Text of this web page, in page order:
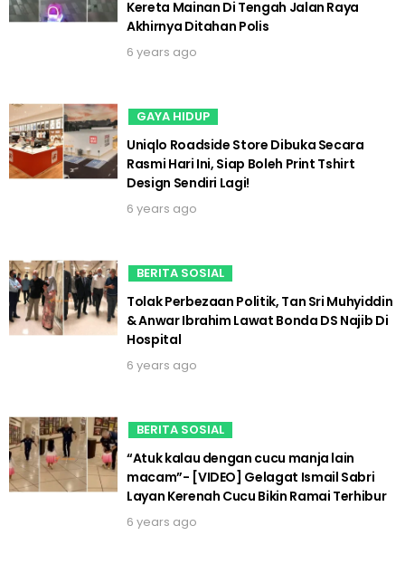
Kereta Mainan Di Tengah Jalan Raya
Akhirnya Ditahan Polis
6 years ago
GAYA HIDUP
Uniqlo Roadside Store Dibuka Secara
Rasmi Hari Ini, Siap Boleh Print Tshirt
Design Sendiri Lagi!
6 years ago
BERITA SOSIAL
Tolak Perbezaan Politik, Tan Sri Muhyiddin
& Anwar Ibrahim Lawat Bonda DS Najib Di
Hospital
6 years ago
BERITA SOSIAL
“Atuk kalau dengan cucu manja lain
macam”- [VIDEO] Gelagat Ismail Sabri
Layan Kerenah Cucu Bikin Ramai Terhibur
6 years ago